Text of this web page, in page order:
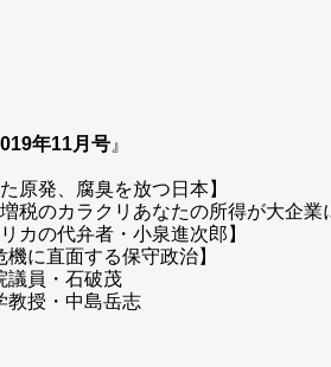
年11月号 』
原発、腐臭を放つ日本】
税のカラクリあなたの所得が大企業
カの代弁者・小泉進次郎】
に直面する保守政治】
議員・石破茂
教授・中島岳志